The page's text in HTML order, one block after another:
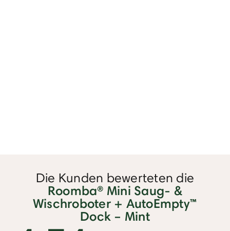
Die Kunden bewerteten die
Roomba® Mini Saug- &
Wischroboter + AutoEmpty™
Dock – Mint